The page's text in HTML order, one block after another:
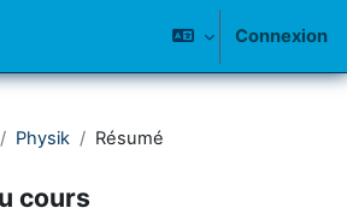
Connexion
Physik Résumé
cours